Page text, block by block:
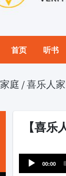
首页 听书
家庭 /喜乐人家
【喜
Player
00:00